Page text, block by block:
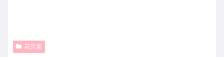
花言葉